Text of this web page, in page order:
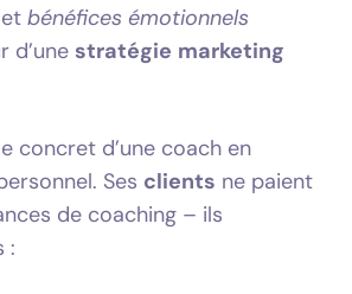
et bénéfices émotionnels
d’une stratégie marketing
concret d’une coach en
Ses clients ne paient
de coaching – ils
: